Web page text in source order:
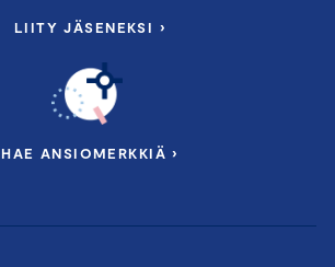
LIITY JÄSENEKSI ›
HAE ANSIOMERKKIÄ ›